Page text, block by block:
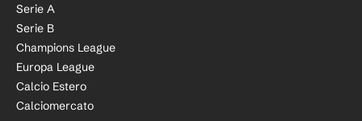
Serie A
Serie B
Champions League
Europa League
Calcio Estero
Calciomercato